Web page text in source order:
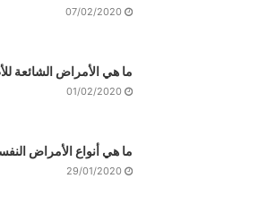
07/02/2020
ما هي الأمراض الشائعة
01/02/2020
ما هي أنواع الأمراض
29/01/2020